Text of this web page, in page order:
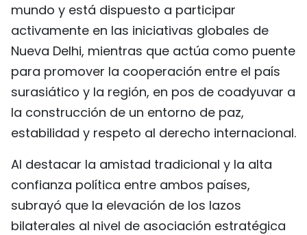
mundo y está dispuesto a participar
activamente en las iniciativas globales de
Nueva Delhi, mientras que actúa como puente
para promover la cooperación entre el país
surasiático y la región, en pos de coadyuvar a
la construcción de un entorno de paz,
estabilidad y respeto al derecho internacional.
Al destacar la amistad tradicional y la alta
confianza política entre ambos países,
subrayó que la elevación de los lazos
bilaterales al nivel de asociación estratégica